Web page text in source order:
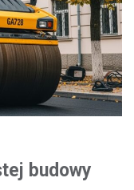
budowy